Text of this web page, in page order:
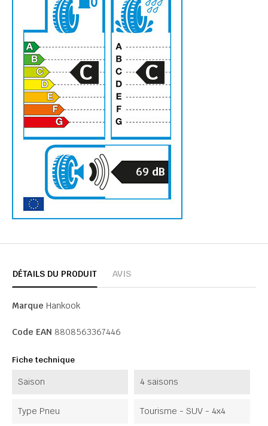
C C
69 dB
DÉTAILS DU PRODUIT AVIS
Marque Hankook
Code EAN 8808563367446
Fiche technique
Saison 4 saisons
Type Pneu Tourisme - SUV - 4x4